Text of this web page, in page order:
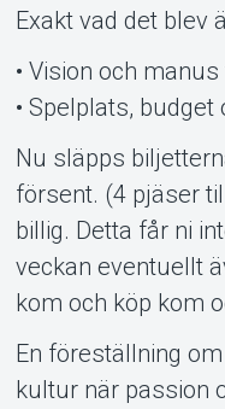
Exakt vad det blev
• Vision och
• Spelplats,
Nu släpps
försent. (4 pjäser
billig. Detta får ni
veckan eventuellt
kom och köp kom
En föreställning
kultur när passion